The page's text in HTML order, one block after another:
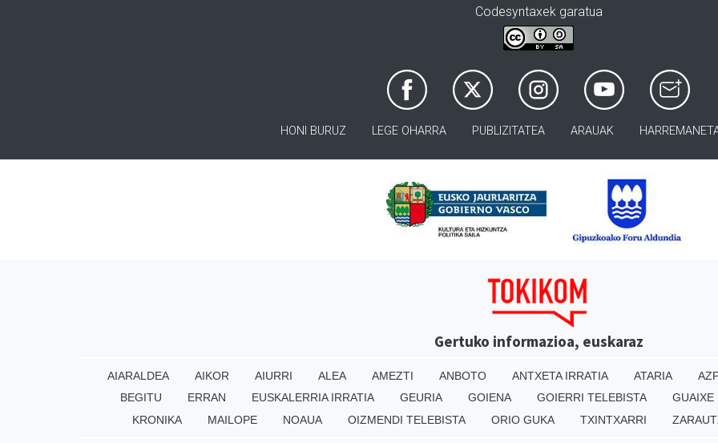
Codesyntaxek garatua
HONI BURUZ LEGE OHARRA PUBLIZITATEA ARAUAK
Gertuko informazioa, euskaraz
AIARALDEA AIKOR AIURRI ALEA AMEZTI ANBOTO ANTXETA IRRATIA ATARIA
BEGITU
ERRAN EUSKALERRIA IRRATIA GEURIA GOIENA GOIERRI TELEBISTA GUAIXE
KRONIKA
MAILOPE NOAUA OIZMENDI TELEBISTA ORIO GUKA TXINTXARRI